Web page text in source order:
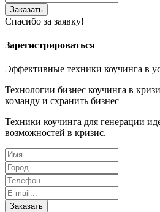
Заказать
Спасибо за заявку!
Зарегистрироваться
Эффективные техники коучинга в
Технологии бизнес коучинга в
команду и схранить бизнес
Техники коучинга для генерации
возможностей в кризис.
Заказать